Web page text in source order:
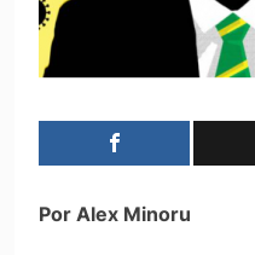
Por Alex Minoru